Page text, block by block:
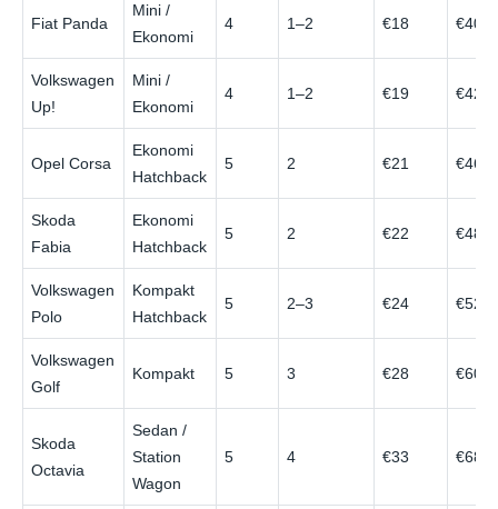
Fiat Panda
Mini /
Ekonomi
4 1–2 €18 €40
Volkswagen
Up!
Mini /
Ekonomi
4 1–2 €19 €42
Opel Corsa
Ekonomi
Hatchback
5 2 €21 €46
Skoda
Fabia
Ekonomi
Hatchback
5 2 €22 €48
Volkswagen
Polo
Kompakt
Hatchback
5 2–3 €24 €52
Volkswagen
Golf
Kompakt 5 3 €28 €60
Skoda
Octavia
Sedan /
Station
Wagon
5 4 €33 €68